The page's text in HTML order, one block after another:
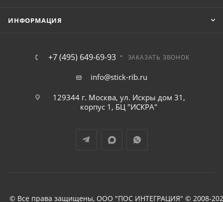
ИНФОРМАЦИЯ
+7 (495) 649-69-93 ЗАКАЗАТЬ ЗВОНОК
info@stick-rib.ru
129344 г. Москва, ул. Искры дом 31,
корпус 1, БЦ "ИСКРА"
© Все права защищены, ООО "ПОС ИНТЕГРАЦИЯ" © 2008-